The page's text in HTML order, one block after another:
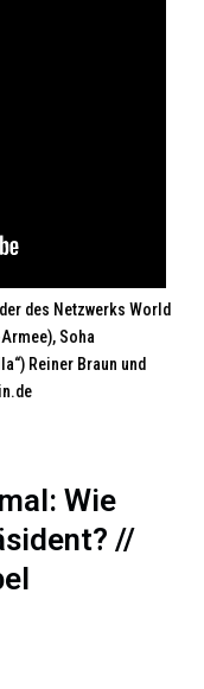
des Netzwerks World
Soha
Reiner Braun und
Wie
//